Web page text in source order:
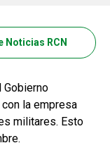
Noticias RCN
Gobierno
la empresa
militares. Esto